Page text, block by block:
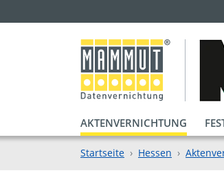
AKTENVERNICHTUNG
Startseite Hessen